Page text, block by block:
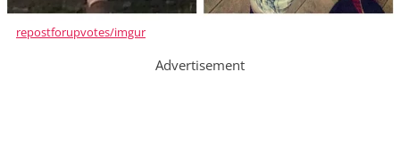
repostforupvotes/imgur
Advertisement